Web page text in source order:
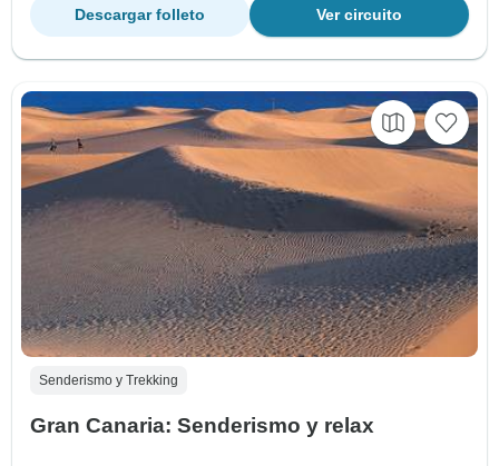
Ver circuito
Descargar folleto
Senderismo y Trekking
Gran Canaria: Senderismo y relax